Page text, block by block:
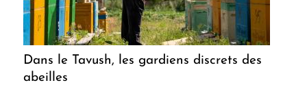
Dans le Tavush, les gardiens discrets des
abeilles